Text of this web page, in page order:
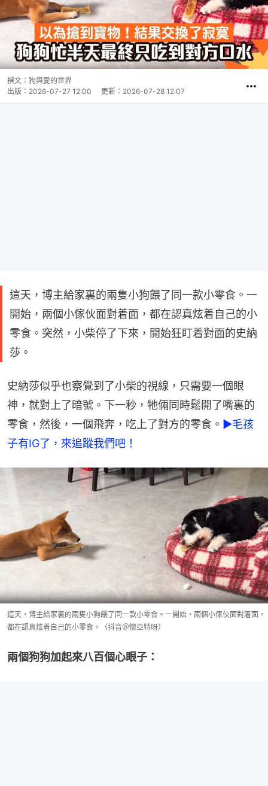
撰文： 狗與愛的世界
出版： 2026-07-27 12:00 更新： 2026-07-28 12:07
這天，博主給家裏的兩隻小狗餵了同一款小零食。一
開始，兩個小傢伙面對着面，都在認真炫着自己的小
零食。突然，小柴停了下來，開始狂盯着對面的史納
莎。
史納莎似乎也察覺到了小柴的視線，只需要一個眼
神，就對上了暗號。下一秒，牠倆同時鬆開了嘴裏的
零食，然後，一個飛奔，吃上了對方的零食。 ►毛孩
子有IG了，來追蹤我們吧！
這天，博主給家裏的兩隻小狗餵了同一款小零食。一開始，兩個小傢伙面對着面，
都在認真炫着自己的小零食。（抖音＠懷亞特呀）
兩個狗狗加起來八百個心眼子：